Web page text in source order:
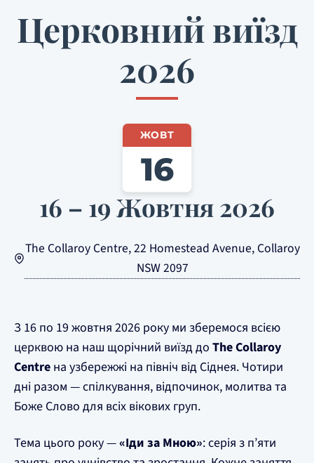
Церковний виїзд
2026
ЖОВТ
16
16 – 19 Жовтня 2026
The Collaroy Centre, 22 Homestead Avenue, Collaroy
NSW 2097
З 16 по 19 жовтня 2026 року ми зберемося всією
церквою на наш щорічний виїзд до The Collaroy
Centre на узбережжі на північ від Сіднея. Чотири
дні разом — спілкування, відпочинок, молитва та
Боже Слово для всіх вікових груп.
Тема цього року —«Іди за Мною»: серія з п’яти